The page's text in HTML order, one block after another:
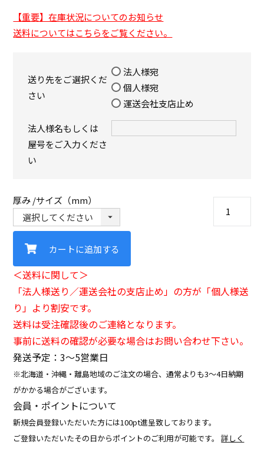
【重要】在庫状況についてのお知らせ
送料についてはこちらをご覧ください。
送り先をご選択くだ
さい
法人様宛
個人様宛
運送会社支店止め
法人様名もしくは
屋号をご入力くださ
い
厚み サイズ（mm）
カートに追加する
＜送料に関して＞
「法人様送り／運送会社の支店止め」の方が「個人様送
り」より割安です。
送料は受注確認後のご連絡となります。
事前に送料の確認が必要な場合はお問い合わせ下さい。
発送予定：3〜5営業日
※北海道・沖縄・離島地域のご注文の場合、通常よりも3～4日納期
がかかる場合がございます。
会員・ポイントについて
新規会員登録いただいた方には100pt進呈致しております。
ご登録いただいたその日からポイントのご利用が可能です。詳しく